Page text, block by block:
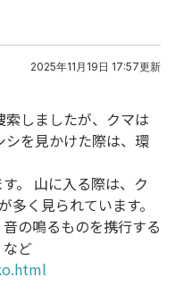
2025年11月19日 17:57更新
索しましたが、クマは
を見かけた際は、環
。 山に入る際は、ク
く見られています。
の鳴るものを携行する
ど